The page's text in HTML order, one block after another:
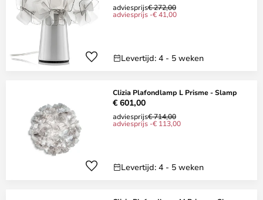
adviesprijs€ 272,00
adviesprijs -€ 41,00
Levertijd: 4 - 5 weken
Clizia Plafondlamp L Prisme - Slamp
€ 601,00
adviesprijs€ 714,00
adviesprijs -€ 113,00
Levertijd: 4 - 5 weken